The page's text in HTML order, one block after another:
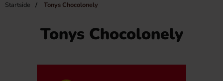
Startside Tonys Chocolonely
Tonys Chocolonely